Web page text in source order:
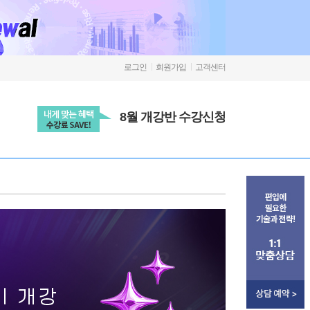
로그인 회원가입 고객센터
8월 개강반 수강신청